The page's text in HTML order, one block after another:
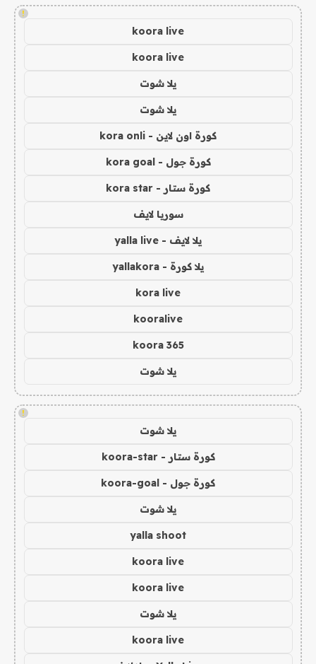
!
koora live
koora live
يلا شوت
يلا شوت
كورة اون لاين - kora onli
كورة جول - kora goal
كورة ستار - kora star
سوريا لايف
يلا لايف - yalla live
يلا كورة - yallakora
kora live
kooralive
koora 365
يلا شوت
!
يلا شوت
كورة ستار - koora-star
كورة جول - koora-goal
يلا شوت
yalla shoot
koora live
koora live
يلا شوت
koora live